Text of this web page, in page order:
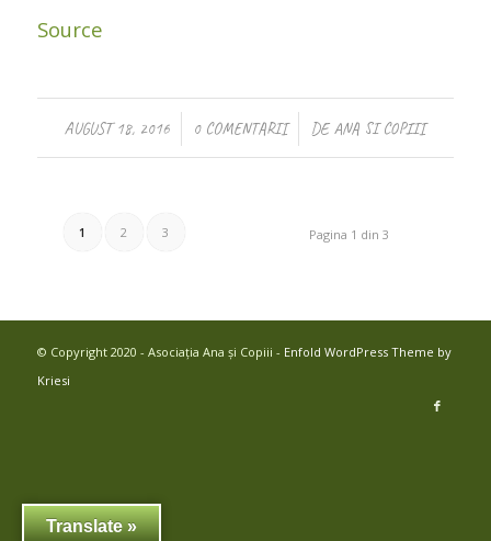
Source
AUGUST 18, 2016
/ 0 COMENTARII
/ DE ANA SI COPIII
Pagina 1 din 3
1 2 3
© Copyright 2020 - Asociația Ana și Copiii - Enfold WordPress Theme by
Kriesi
Translate »